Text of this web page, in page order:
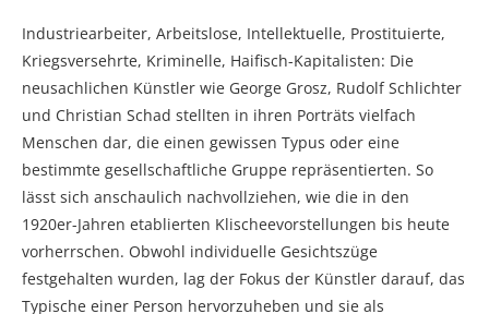
Industriearbeiter, Arbeitslose, Intellektuelle, Prostituierte,
Kriegsversehrte, Kriminelle, Haifisch-Kapitalisten: Die
neusachlichen Künstler wie George Grosz, Rudolf Schlichter
und Christian Schad stellten in ihren Porträts vielfach
Menschen dar, die einen gewissen Typus oder eine
bestimmte gesellschaftliche Gruppe repräsentierten. So
lässt sich anschaulich nachvollziehen, wie die in den
1920er-Jahren etablierten Klischeevorstellungen bis heute
vorherrschen. Obwohl individuelle Gesichtszüge
festgehalten wurden, lag der Fokus der Künstler darauf, das
Typische einer Person hervorzuheben und sie als